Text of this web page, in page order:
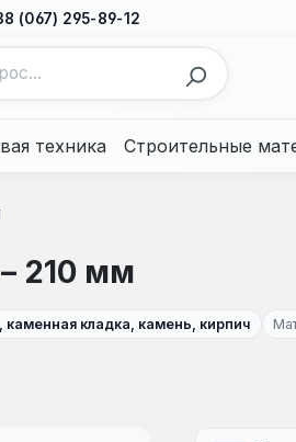
(067) 295-89-12
техника Строительные
210 мм
каменная кладка, камень, кирпич